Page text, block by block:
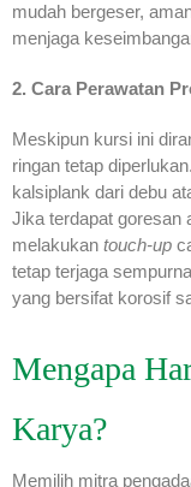
mudah bergeser,
menjaga
2. Cara Perawatan
Meskipun kursi ini
ringan tetap
kalsiplank dari debu
Jika terdapat goresan
melakukan touch-up
tetap terjaga
yang bersifat korosif
Mengapa
Karya?
Memilih mitra